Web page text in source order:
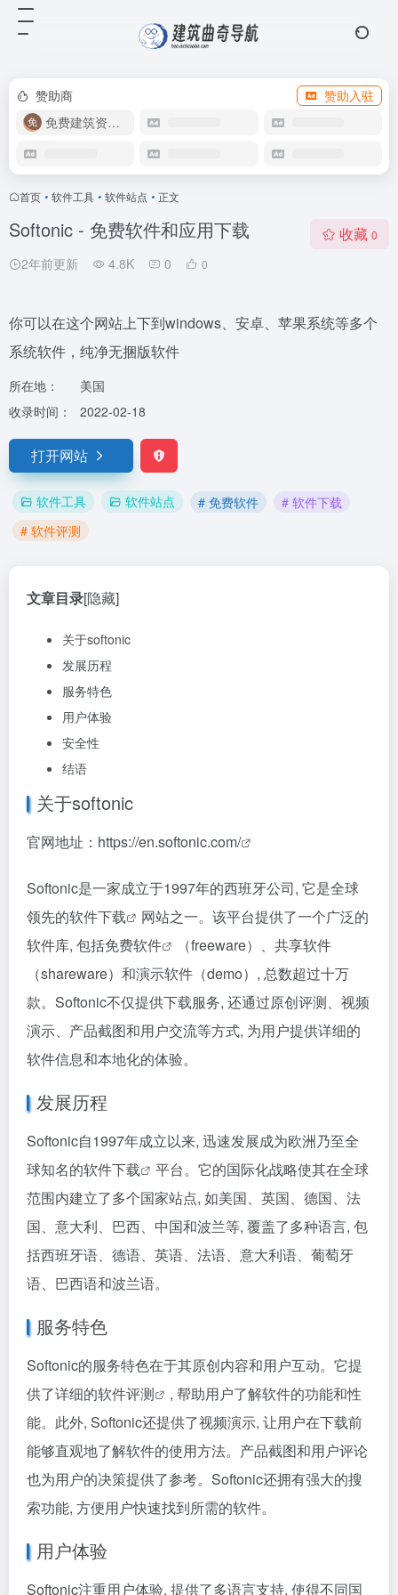
赞助商
赞助入驻
免费建筑资源库
首页 • 软件工具 • 软件站点 • 正文
Softonic - 免费软件和应用下载
2年前更新 4.8K 0 0
收藏 0
你可以在这个网站上下到windows、安卓、苹果系统等多个
系统软件，纯净无捆版软件
所在地：
美国
收录时间：
2022-02-18
打开网站
软件工具 软件站点 # 免费软件
# 软件下载
# 软件评测
文章目录[隐藏]
关于softonic
发展历程
服务特色
用户体验
安全性
结语
关于softonic
官网地址： https://en.softonic.com/
Softonic是一家成立于1997年的西班牙公司, 它是全球
领先的软件下载
网站之一。该平台提供了一个广泛的
软件库, 包括免费软件
（freeware）、共享软件
（shareware）和演示软件（demo）, 总数超过十万
款。Softonic不仅提供下载服务, 还通过原创评测、视频
演示、产品截图和用户交流等方式, 为用户提供详细的
软件信息和本地化的体验。
发展历程
Softonic自1997年成立以来, 迅速发展成为欧洲乃至全
球知名的软件下载
平台。它的国际化战略使其在全球
范围内建立了多个国家站点, 如美国、英国、德国、法
国、意大利、巴西、中国和波兰等, 覆盖了多种语言, 包
括西班牙语、德语、英语、法语、意大利语、葡萄牙
语、巴西语和波兰语。
服务特色
Softonic的服务特色在于其原创内容和用户互动。它提
供了详细的软件评测
, 帮助用户了解软件的功能和性
能。此外, Softonic还提供了视频演示, 让用户在下载前
能够直观地了解软件的使用方法。产品截图和用户评论
也为用户的决策提供了参考。Softonic还拥有强大的搜
索功能, 方便用户快速找到所需的软件。
用户体验
Softonic注重用户体验, 提供了多语言支持, 使得不同国